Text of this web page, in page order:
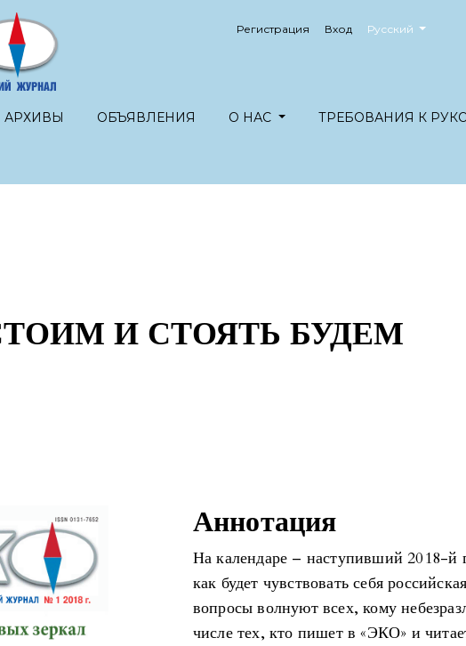
Регистрация Вход Русский
АРХИВЫ ОБЪЯВЛЕНИЯ О НАС ТРЕБОВАНИЯ К
И СТОЯТЬ БУДЕМ
Аннотация
На календаре – наступивший 2018-й
как будет чувствовать себя
вопросы волнуют всех, кому
числе тех, кто пишет в «ЭКО» и